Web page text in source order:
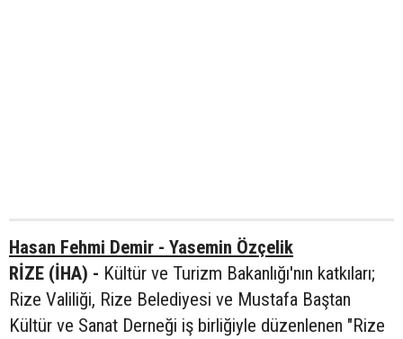
Hasan Fehmi Demir - Yasemin Özçelik
RİZE (İHA) - Kültür ve Turizm Bakanlığı'nın katkıları;
Rize Valiliği, Rize Belediyesi ve Mustafa Baştan
Kültür ve Sanat Derneği iş birliğiyle düzenlenen "Rize